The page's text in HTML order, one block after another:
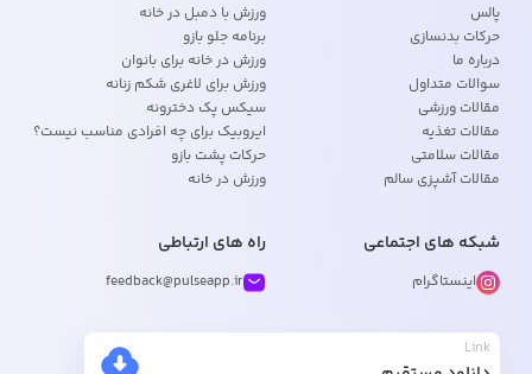
پالس
حرکات بدنسازی
درباره ما
سوالات متداول
مقالات ورزشی
مقالات تغذیه
مقالات سلامتی
مقالات آشپزی سالم
ورزش با دمبل در خانه
برنامه جلو بازو
ورزش در خانه برای بانوان
ورزش برای لاغری شکم زنانه
سیکس پک دخترونه
ایروبیک برای چه افرادی مناسب نیست؟
حرکات پشت بازو
ورزش در خانه
شبکه های اجتماعی
اینستاگرام
راه های ارتباطی
feedback@pulseapp.ir
Link